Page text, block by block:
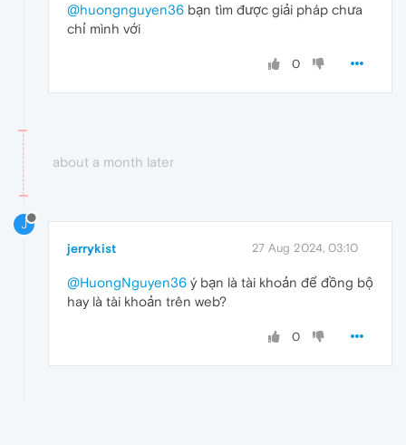
@huongnguyen36 bạn tìm được giải pháp chưa
chỉ mình với
0
about a month later
J
jerrykist 27 Aug 2024, 03:10
@HuongNguyen36 ý bạn là tài khoản để đồng bộ
hay là tài khoản trên web?
0